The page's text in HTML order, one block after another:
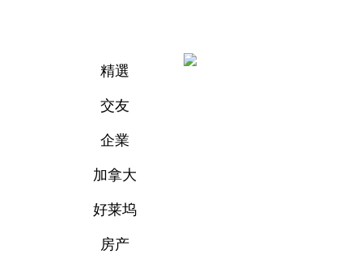
精選
交友
企業
加拿大
好莱坞
房产